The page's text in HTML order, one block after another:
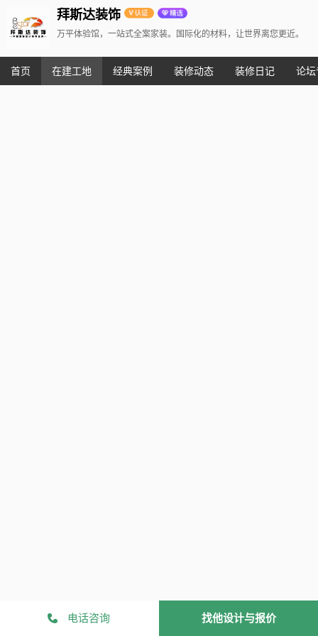
拜斯达装饰
万平体验馆，一站式全案家装。国际化的材料，让世界离您更近。
首页 在建工地 经典案例 装修动态 装修日记 论坛
电话咨询 找他设计与报价